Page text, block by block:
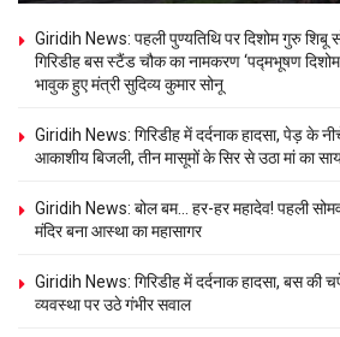
Giridih News: पहली पुण्यतिथि पर दिशोम गुरु शिबू
गिरिडीह बस स्टैंड चौक का नामकरण ‘पद्मभूषण
भावुक हुए मंत्री सुदिव्य कुमार सोनू
Giridih News: गिरिडीह में दर्दनाक हादसा, पेड़ के
आकाशीय बिजली, तीन मासूमों के सिर से उठा मां का
Giridih News: बोल बम… हर-हर महादेव! पहली
मंदिर बना आस्था का महासागर
Giridih News: गिरिडीह में दर्दनाक हादसा, बस की
व्यवस्था पर उठे गंभीर सवाल